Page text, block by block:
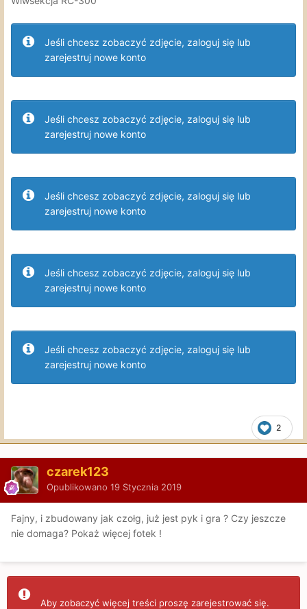
Jeśli chcesz zobaczyć zdjęcie, zaloguj się lub
zarejestruj nowe konto
Jeśli chcesz zobaczyć zdjęcie, zaloguj się lub
zarejestruj nowe konto
Jeśli chcesz zobaczyć zdjęcie, zaloguj się lub
zarejestruj nowe konto
Jeśli chcesz zobaczyć zdjęcie, zaloguj się lub
zarejestruj nowe konto
Jeśli chcesz zobaczyć zdjęcie, zaloguj się lub
zarejestruj nowe konto
2
czarek123
Opublikowano 19 Stycznia 2019
Fajny, i zbudowany jak czołg, już jest pyk i gra ? Czy jeszcze
nie domaga? Pokaż więcej fotek !
Aby zobaczyć więcej treści proszę zarejestrować się.